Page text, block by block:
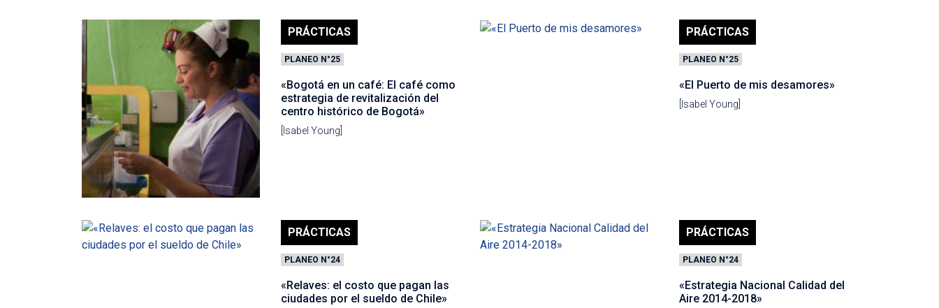
PRÁCTICAS
PLANEO N°25
«Bogotá en un café: El café como
estrategia de revitalización del
centro histórico de Bogotá»
[Isabel Young]
PRÁCTICAS
PLANEO N°25
«El Puerto de mis desamores»
[Isabel Young]
PRÁCTICAS
PLANEO N°24
«Relaves: el costo que pagan las
ciudades por el sueldo de Chile»
PRÁCTICAS
PLANEO N°24
«Estrategia Nacional Calidad del
Aire 2014-2018»